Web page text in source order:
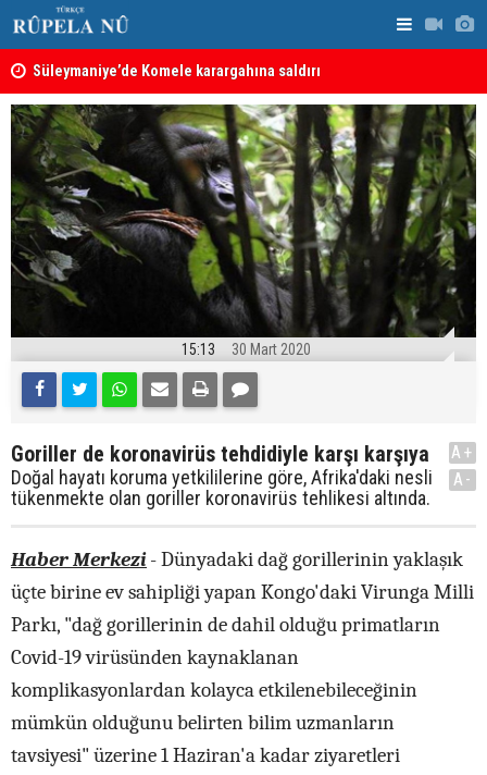
Süleymaniye’de Komele karargahına saldırı
sonuçlar
15:13 30 Mart 2020
Goriller de koronavirüs tehdidiyle karşı karşıya
Doğal hayatı koruma yetkililerine göre, Afrika'daki nesli
tükenmekte olan goriller koronavirüs tehlikesi altında.
A+
A-
Haber Merkezi- Dünyadaki dağ gorillerinin yaklaşık
üçte birine ev sahipliği yapan Kongo'daki Virunga Milli
Parkı, "dağ gorillerinin de dahil olduğu primatların
Covid-19 virüsünden kaynaklanan
komplikasyonlardan kolayca etkilenebileceğinin
mümkün olduğunu belirten bilim uzmanların
tavsiyesi" üzerine 1 Haziran'a kadar ziyaretleri